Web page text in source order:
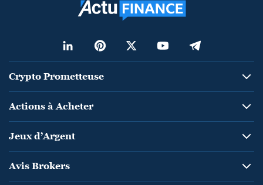
Crypto Prometteuse
Actions à Acheter
Jeux d’Argent
Avis Brokers